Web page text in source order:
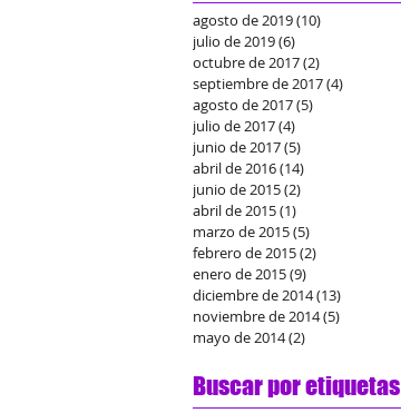
agosto de 2019(10)
julio de 2019(6)
octubre de 2017(2)
septiembre de 2017(4)
agosto de 2017(5)
julio de 2017(4)
junio de 2017(5)
abril de 2016(14)
junio de 2015(2)
abril de 2015(1)
marzo de 2015(5)
febrero de 2015(2)
enero de 2015(9)
diciembre de 2014(13)
noviembre de 2014(5)
mayo de 2014(2)
Buscar por etiquetas